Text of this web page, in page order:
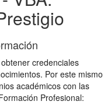
credenciales
Por este mismo
académicos con las
Profesional: